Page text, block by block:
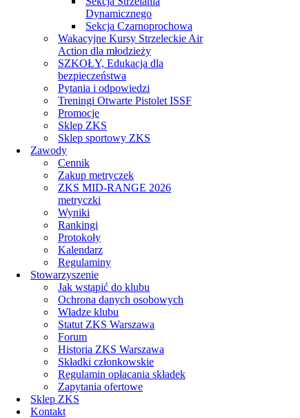
Dynamicznego
Sekcja Czarnoprochowa
Wakacyjne Kursy Strzeleckie Air
Action dla młodzieży
SZKOŁY, Edukacja dla
bezpieczeństwa
Pytania i odpowiedzi
Treningi Otwarte Pistolet ISSF
Promocje
Sklep ZKS
Sklep sportowy ZKS
Zawody
Cennik
Zakup metryczek
ZKS MID-RANGE 2026
metryczki
Wyniki
Rankingi
Protokoły
Kalendarz
Regulaminy
Stowarzyszenie
Jak wstąpić do klubu
Ochrona danych osobowych
Władze klubu
Statut ZKS Warszawa
Forum
Historia ZKS Warszawa
Składki członkowskie
Regulamin opłacania składek
Zapytania ofertowe
Sklep ZKS
Kontakt